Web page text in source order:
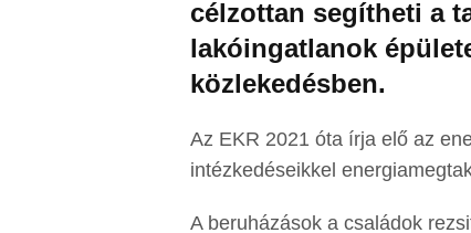
célzottan segítheti a
lakóingatlanok
közlekedésben.
Az EKR 2021 óta írja elő az
intézkedéseikkel
A beruházások a családok